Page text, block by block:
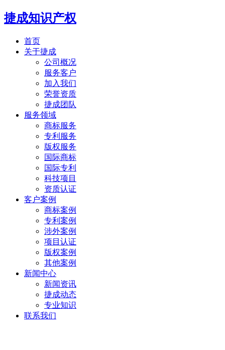
捷成知识产权
首页
关于捷成
公司概况
服务客户
加入我们
荣誉资质
捷成团队
服务领域
商标服务
专利服务
版权服务
国际商标
国际专利
科技项目
资质认证
客户案例
商标案例
专利案例
涉外案例
项目认证
版权案例
其他案例
新闻中心
新闻资讯
捷成动态
专业知识
联系我们